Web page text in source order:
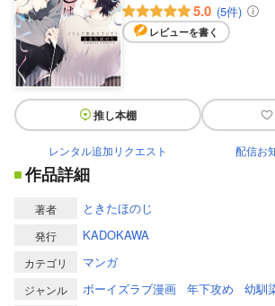
5.0 (5件)
レビューを書く
推し本棚
レンタル追加リクエスト 配信お
作品詳細
著者 ときたほのじ
発行 KADOKAWA
カテゴリ マンガ
ジャンル ボーイズラブ漫画 年下攻め 幼馴